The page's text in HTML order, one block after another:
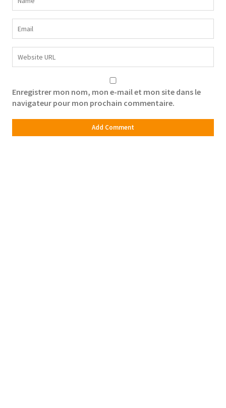
Enregistrer mon nom, mon e-mail et mon site dans le
navigateur pour mon prochain commentaire.